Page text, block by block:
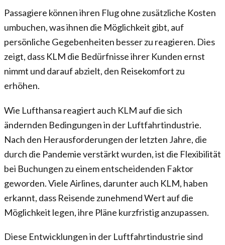
Passagiere können ihren Flug ohne zusätzliche Kosten
umbuchen, was ihnen die Möglichkeit gibt, auf
persönliche Gegebenheiten besser zu reagieren. Dies
zeigt, dass KLM die Bedürfnisse ihrer Kunden ernst
nimmt und darauf abzielt, den Reisekomfort zu
erhöhen.
Wie Lufthansa reagiert auch KLM auf die sich
ändernden Bedingungen in der Luftfahrtindustrie.
Nach den Herausforderungen der letzten Jahre, die
durch die Pandemie verstärkt wurden, ist die Flexibilität
bei Buchungen zu einem entscheidenden Faktor
geworden. Viele Airlines, darunter auch KLM, haben
erkannt, dass Reisende zunehmend Wert auf die
Möglichkeit legen, ihre Pläne kurzfristig anzupassen.
Diese Entwicklungen in der Luftfahrtindustrie sind